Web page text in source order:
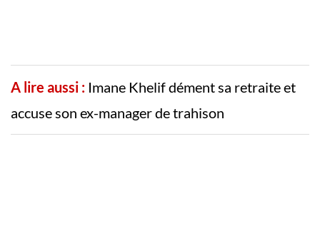
A lire aussi : Imane Khelif dément sa retraite et
accuse son ex-manager de trahison